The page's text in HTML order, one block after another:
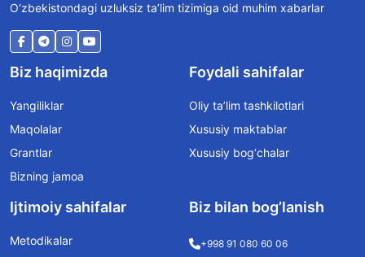
O‘zbekistondagi uzluksiz ta’lim tizimiga oid muhim xabarlar
Biz haqimizda
Yangiliklar
Maqolalar
Grantlar
Bizning jamoa
Foydali sahifalar
Oliy ta’lim tashkilotlari
Xususiy maktablar
Xususiy bog‘chalar
Ijtimoiy sahifalar
Metodikalar
Biz bilan bog’lanish
+998 91 080 60 06